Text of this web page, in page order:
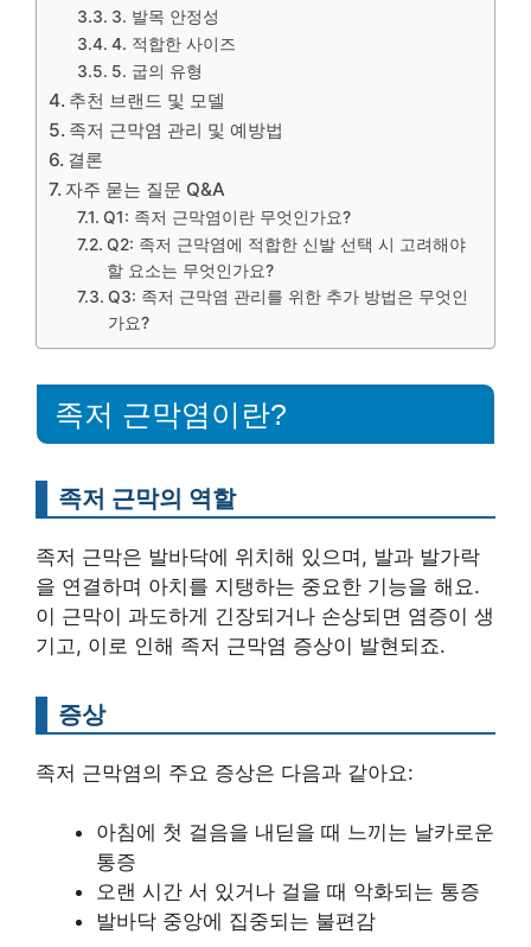
3. 발목 안정성
4. 적합한 사이즈
5. 굽의 유형
추천 브랜드 및 모델
족저 근막염 관리 및 예방법
결론
자주 묻는 질문 Q&A
Q1: 족저 근막염이란 무엇인가요?
Q2: 족저 근막염에 적합한 신발 선택 시 고려해야
할 요소는 무엇인가요?
Q3: 족저 근막염 관리를 위한 추가 방법은 무엇인
가요?
족저 근막염이란?
족저 근막의 역할
족저 근막은 발바닥에 위치해 있으며, 발과 발가락
을 연결하며 아치를 지탱하는 중요한 기능을 해요.
이 근막이 과도하게 긴장되거나 손상되면 염증이 생
기고, 이로 인해 족저 근막염 증상이 발현되죠.
증상
족저 근막염의 주요 증상은 다음과 같아요:
아침에 첫 걸음을 내딛을 때 느끼는 날카로운
통증
오랜 시간 서 있거나 걸을 때 악화되는 통증
발바닥 중앙에 집중되는 불편감